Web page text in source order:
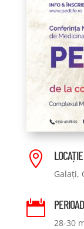
 LOCAȚIE
Galați,

28-30